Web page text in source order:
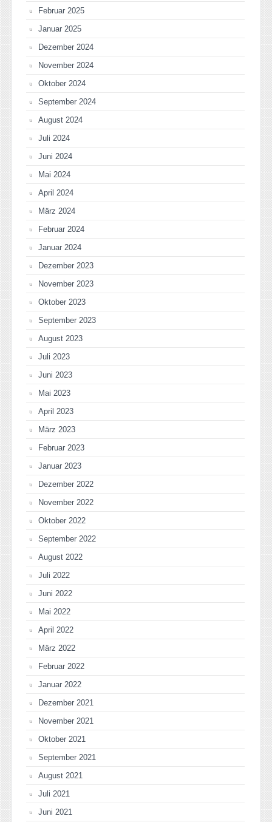
Februar 2025
Januar 2025
Dezember 2024
November 2024
Oktober 2024
September 2024
August 2024
Juli 2024
Juni 2024
Mai 2024
April 2024
März 2024
Februar 2024
Januar 2024
Dezember 2023
November 2023
Oktober 2023
September 2023
August 2023
Juli 2023
Juni 2023
Mai 2023
April 2023
März 2023
Februar 2023
Januar 2023
Dezember 2022
November 2022
Oktober 2022
September 2022
August 2022
Juli 2022
Juni 2022
Mai 2022
April 2022
März 2022
Februar 2022
Januar 2022
Dezember 2021
November 2021
Oktober 2021
September 2021
August 2021
Juli 2021
Juni 2021